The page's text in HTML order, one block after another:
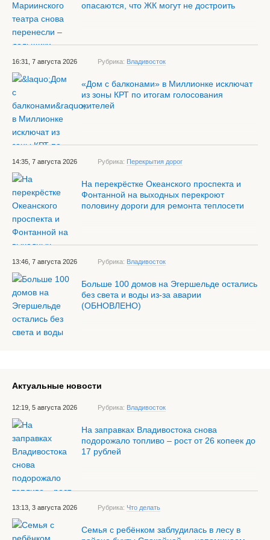
опасаются, что ЖК могут не достроить
16:31, 7 августа 2026 Рубрика: Владивосток
«Дом с балконами» в Миллионке исключат
из зоны КРТ по итогам голосования
жителей
14:35, 7 августа 2026 Рубрика: Перекрытия дорог
На перекрёстке Океанского проспекта и
Фонтанной на выходных перекроют
половину дороги для ремонта теплосети
13:46, 7 августа 2026 Рубрика: Владивосток
Больше 100 домов на Эгершельде остались
без света и воды из-за аварии
(ОБНОВЛЕНО)
Актуальные новости
12:19, 5 августа 2026 Рубрика: Владивосток
На заправках Владивостока снова
подорожало топливо – рост от 26 копеек до
17 рублей
13:13, 3 августа 2026 Рубрика: Что делать
Семья с ребёнком заблудилась в лесу в